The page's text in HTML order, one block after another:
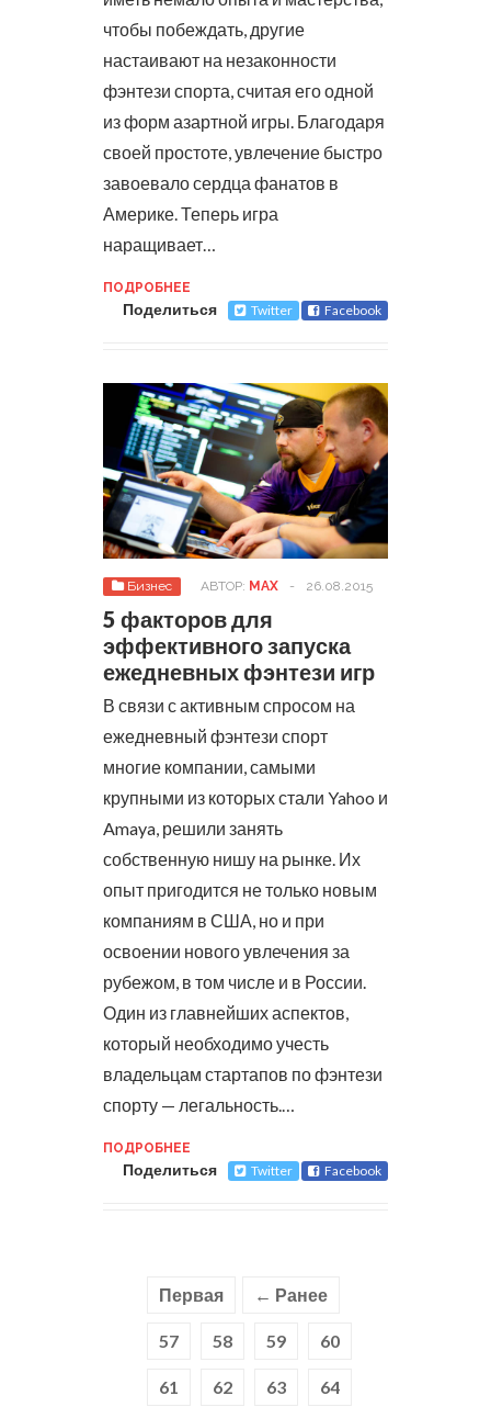
чтобы побеждать, другие
настаивают на незаконности
фэнтези спорта, считая его одной
из форм азартной игры. Благодаря
своей простоте, увлечение быстро
завоевало сердца фанатов в
Америке. Теперь игра
наращивает…
ПОДРОБНЕЕ
Поделиться Twitter Facebook
Бизнес АВТОР: MAX - 26.08.2015
5 факторов для
эффективного запуска
ежедневных фэнтези игр
В связи с активным спросом на
ежедневный фэнтези спорт
многие компании, самыми
крупными из которых стали Yahoo и
Amaya, решили занять
собственную нишу на рынке. Их
опыт пригодится не только новым
компаниям в США, но и при
освоении нового увлечения за
рубежом, в том числе и в России.
Один из главнейших аспектов,
который необходимо учесть
владельцам стартапов по фэнтези
спорту — легальность.…
ПОДРОБНЕЕ
Поделиться Twitter Facebook
Первая ← Ранее
57 58 59 60
61 62 63 64